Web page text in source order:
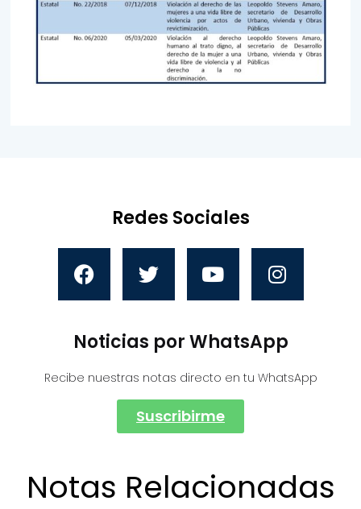
Redes Sociales
Noticias por WhatsApp
Recibe nuestras notas directo en tu WhatsApp
Suscribirme
Notas Relacionadas